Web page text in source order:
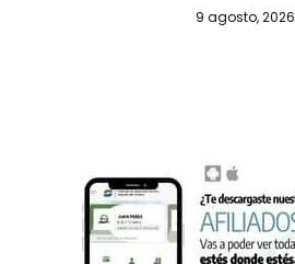
9 agosto, 2026